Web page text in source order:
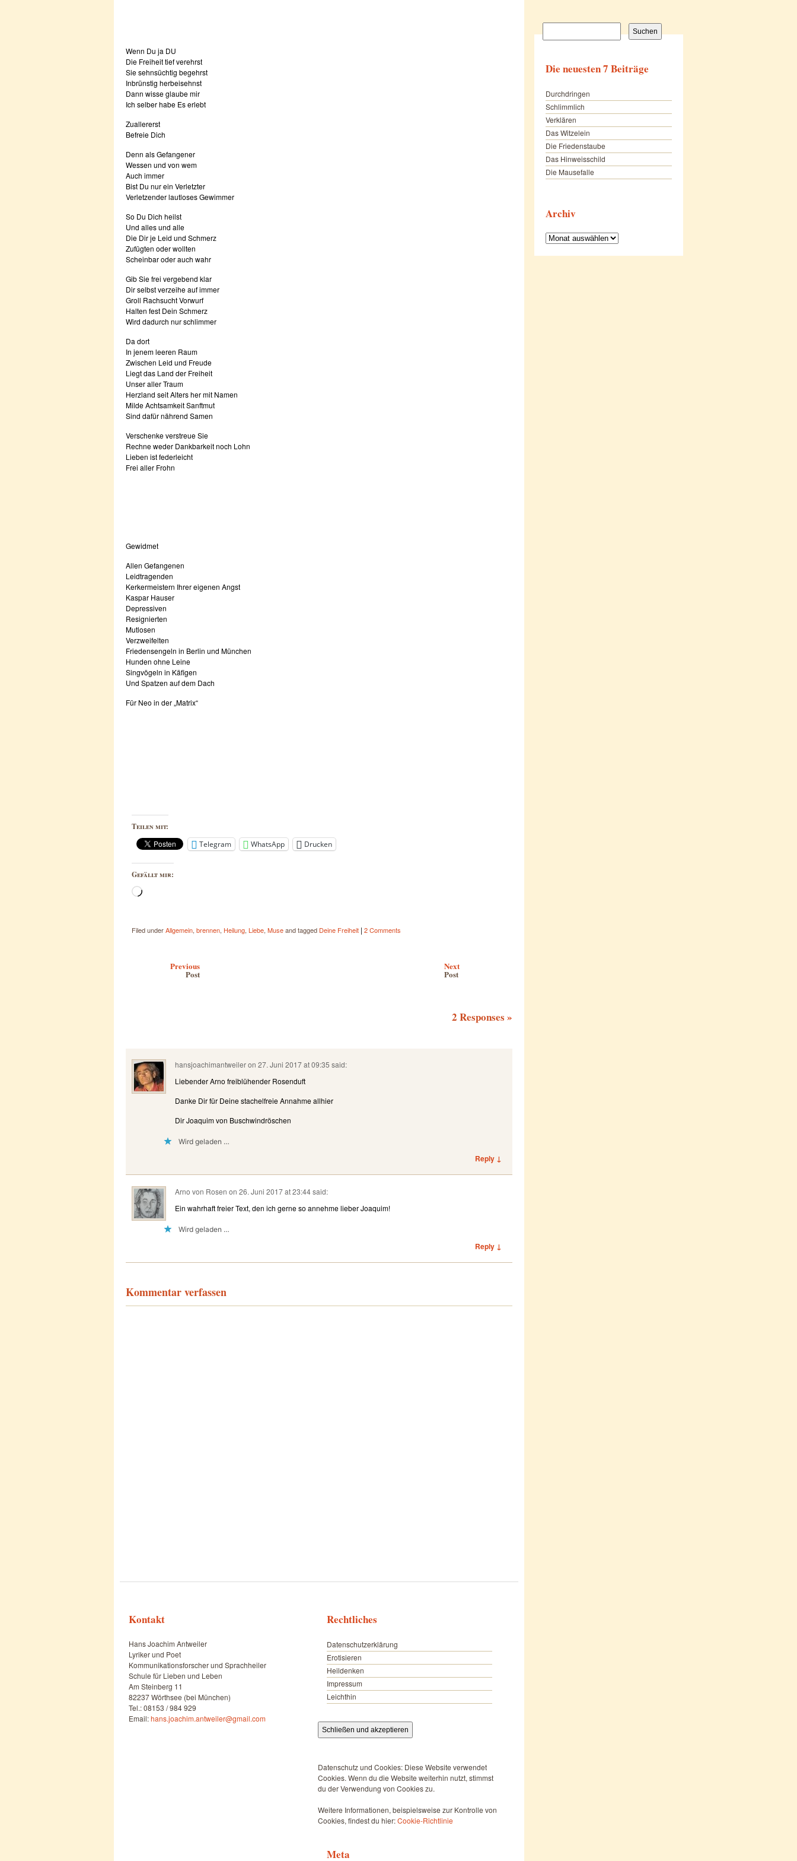
Wenn Du ja DU
Die Freiheit tief verehrst
Sie sehnsüchtig begehrst
Inbrünstig herbeisehnst
Dann wisse glaube mir
Ich selber habe Es erlebt
Zuallererst
Befreie Dich
Denn als Gefangener
Wessen und von wem
Auch immer
Bist Du nur ein Verletzter
Verletzender lautloses Gewimmer
So Du Dich heilst
Und alles und alle
Die Dir je Leid und Schmerz
Zufügten oder wollten
Scheinbar oder auch wahr
Gib Sie frei vergebend klar
Dir selbst verzeihe auf immer
Groll Rachsucht Vorwurf
Halten fest Dein Schmerz
Wird dadurch nur schlimmer
Da dort
In jenem leeren Raum
Zwischen Leid und Freude
Liegt das Land der Freiheit
Unser aller Traum
Herzland seit Alters her mit Namen
Milde Achtsamkeit Sanftmut
Sind dafür nährend Samen
Verschenke verstreue Sie
Rechne weder Dankbarkeit noch Lohn
Lieben ist federleicht
Frei aller Frohn
Gewidmet
Allen Gefangenen
Leidtragenden
Kerkermeistern Ihrer eigenen Angst
Kaspar Hauser
Depressiven
Resignierten
Mutlosen
Verzweifelten
Friedensengeln in Berlin und München
Hunden ohne Leine
Singvögeln in Käfigen
Und Spatzen auf dem Dach
Für Neo in der „Matrix“
Teilen mit:
Telegram
WhatsApp Drucken
Gefällt mir:
Wird
Filed underAllgemein, brennen, Heilung, Liebe, Museand tagged Deine Freiheit | 2 Comments
Previous
Post
Next
Post
2 Responses »
hansjoachimantweileron 27. Juni 2017 at 09:35 said:
Liebender Arno freiblühender Rosenduft
Danke Dir für Deine stachelfreie Annahme allhier
Dir Joaquim von Buschwindröschen
Wird geladen …
Reply ↓
Arno von Rosen on 26. Juni 2017 at 23:44said:
Ein wahrhaft freier Text, den ich gerne so annehme lieber Joaquim!
Wird geladen …
Reply ↓
Kommentar verfassen
Kontakt
Hans Joachim Antweiler
Lyriker und Poet
Kommunikationsforscher und Sprachheiler
Schule für Lieben und Leben
Am Steinberg 11
82237 Wörthsee (bei München)
Tel.: 08153 / 984 929
Email:hans.joachim.antweiler@gmail.com
Rechtliches
Datenschutzerklärung
Erotisieren
Heildenken
Impressum
Leichthin
Datenschutz und Cookies: Diese Website verwendet
Cookies. Wenn du die Website weiterhin nutzt, stimmst
du der Verwendung von Cookies zu.
Weitere Informationen, beispielsweise zur Kontrolle von
Cookies, findest du hier:Cookie-Richtlinie
Meta
Suchen
Die neuesten 7 Beiträge
Durchdringen
Schlimmlich
Verklären
Das Witzelein
Die Friedenstaube
Das Hinweisschild
Die Mausefalle
Archiv
Archiv